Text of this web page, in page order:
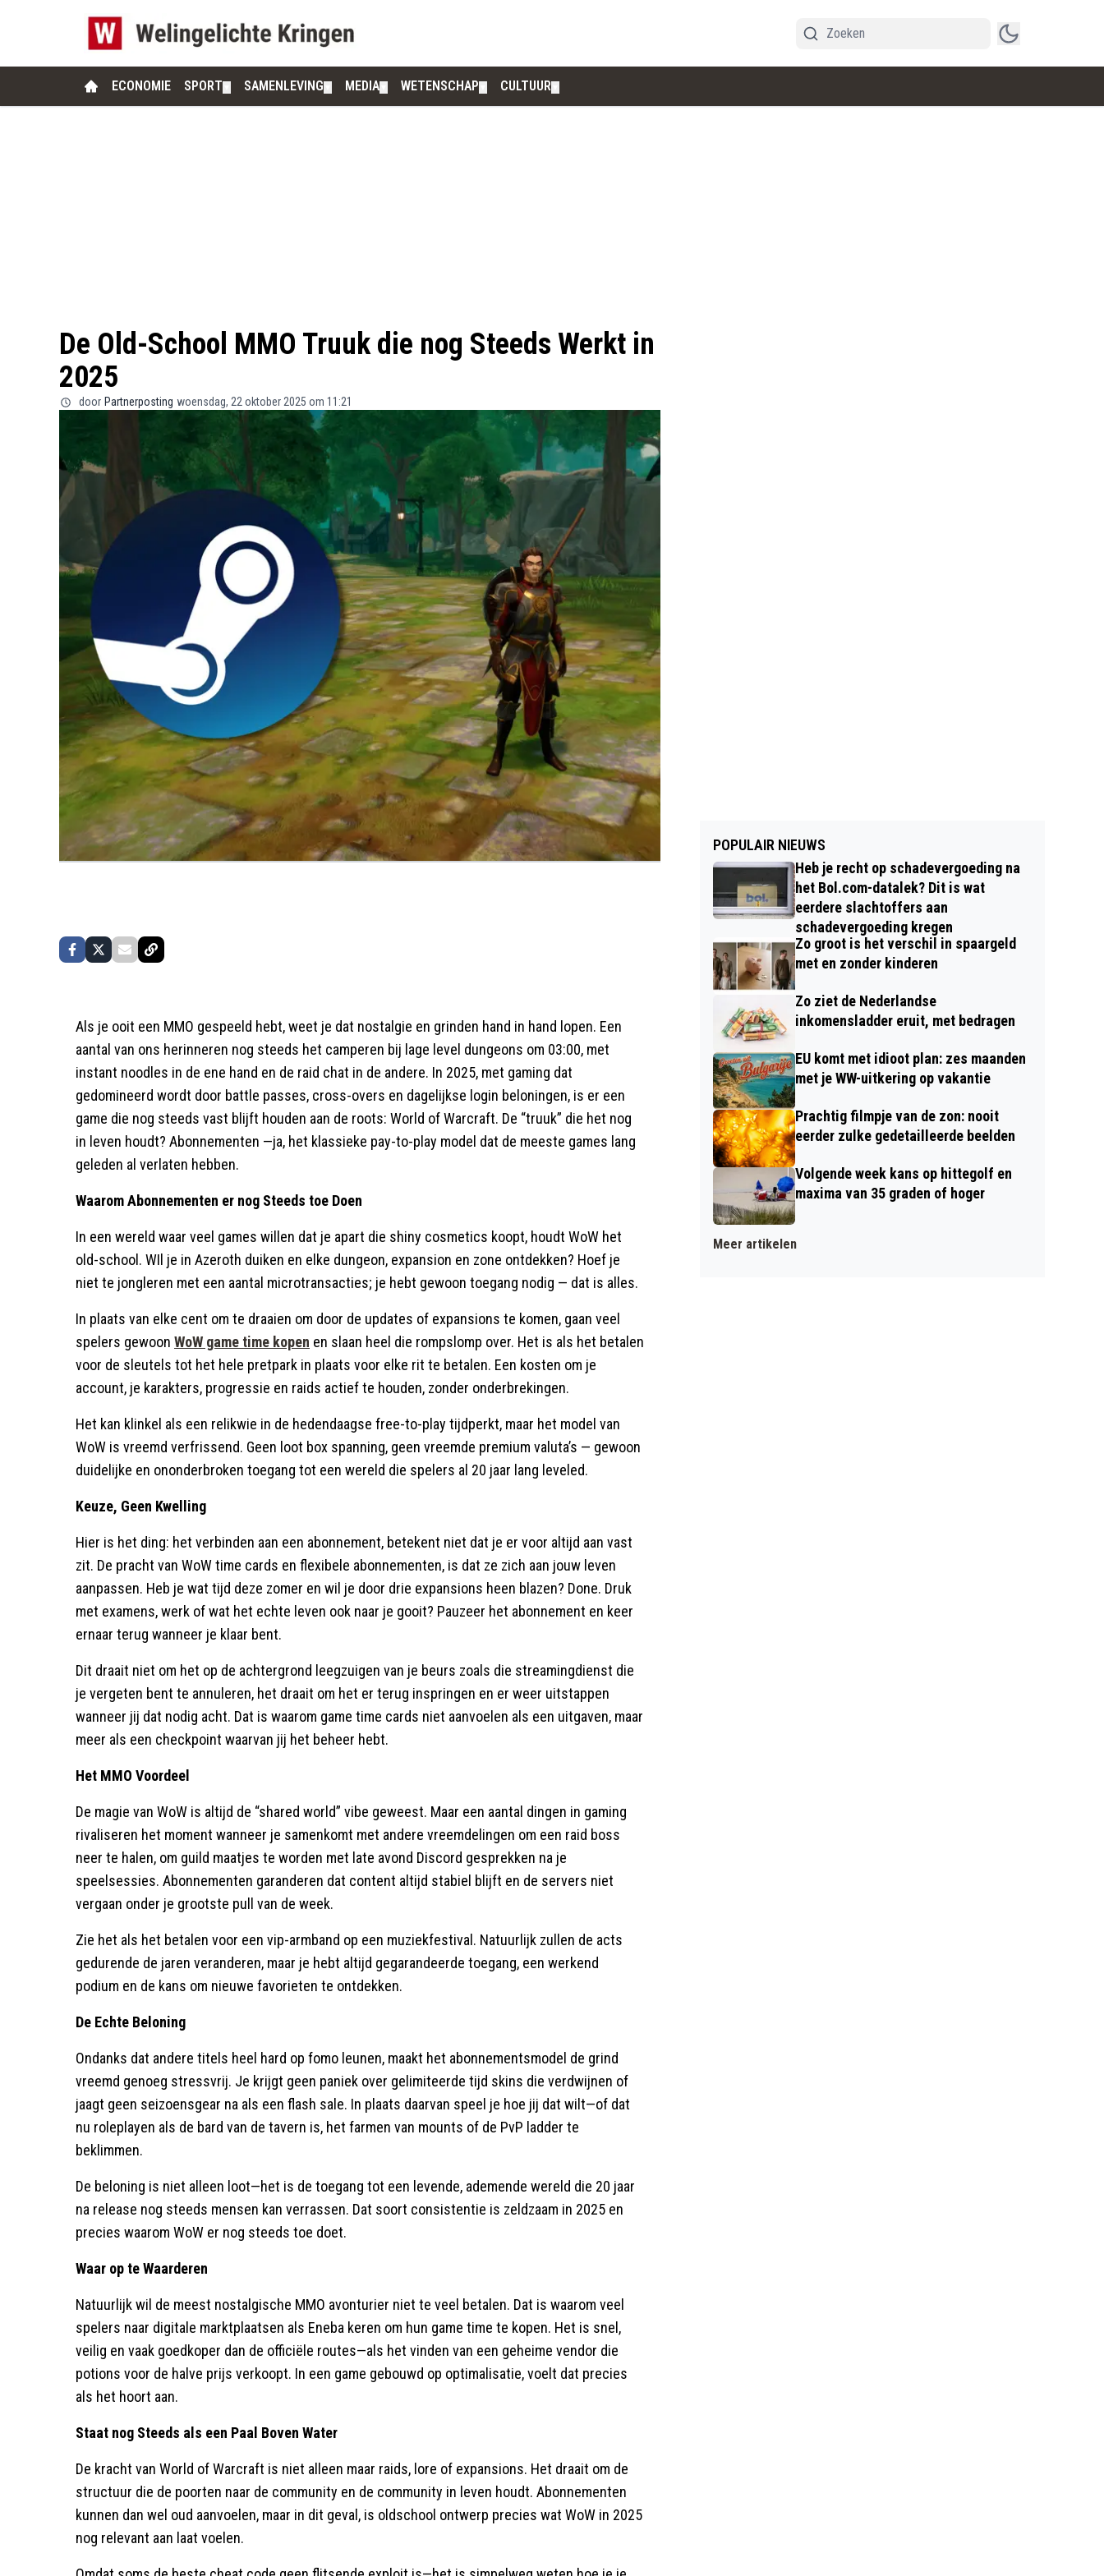
ECONOMIE SPORT SAMENLEVING MEDIA WETENSCHAP CULTUUR
De Old-School MMO Truuk die nog Steeds Werkt in
2025
door Partnerposting woensdag, 22 oktober 2025 om 11:21
Als je ooit een MMO gespeeld hebt, weet je dat nostalgie en grinden hand in hand lopen. Een
aantal van ons herinneren nog steeds het camperen bij lage level dungeons om 03:00, met
instant noodles in de ene hand en de raid chat in de andere. In 2025, met gaming dat
gedomineerd wordt door battle passes, cross-overs en dagelijkse login beloningen, is er een
game die nog steeds vast blijft houden aan de roots: World of Warcraft. De “truuk” die het nog
in leven houdt? Abonnementen —ja, het klassieke pay-to-play model dat de meeste games lang
geleden al verlaten hebben.
Waarom Abonnementen er nog Steeds toe Doen
In een wereld waar veel games willen dat je apart die shiny cosmetics koopt, houdt WoW het
old-school. WIl je in Azeroth duiken en elke dungeon, expansion en zone ontdekken? Hoef je
niet te jongleren met een aantal microtransacties; je hebt gewoon toegang nodig — dat is alles.
In plaats van elke cent om te draaien om door de updates of expansions te komen, gaan veel
spelers gewoon WoW game time kopen en slaan heel die rompslomp over. Het is als het betalen
voor de sleutels tot het hele pretpark in plaats voor elke rit te betalen. Een kosten om je
account, je karakters, progressie en raids actief te houden, zonder onderbrekingen.
Het kan klinkel als een relikwie in de hedendaagse free-to-play tijdperkt, maar het model van
WoW is vreemd verfrissend. Geen loot box spanning, geen vreemde premium valuta’s — gewoon
duidelijke en ononderbroken toegang tot een wereld die spelers al 20 jaar lang leveled.
Keuze, Geen Kwelling
Hier is het ding: het verbinden aan een abonnement, betekent niet dat je er voor altijd aan vast
zit. De pracht van WoW time cards en flexibele abonnementen, is dat ze zich aan jouw leven
aanpassen. Heb je wat tijd deze zomer en wil je door drie expansions heen blazen? Done. Druk
met examens, werk of wat het echte leven ook naar je gooit? Pauzeer het abonnement en keer
ernaar terug wanneer je klaar bent.
Dit draait niet om het op de achtergrond leegzuigen van je beurs zoals die streamingdienst die
je vergeten bent te annuleren, het draait om het er terug inspringen en er weer uitstappen
wanneer jij dat nodig acht. Dat is waarom game time cards niet aanvoelen als een uitgaven, maar
meer als een checkpoint waarvan jij het beheer hebt.
Het MMO Voordeel
De magie van WoW is altijd de “shared world” vibe geweest. Maar een aantal dingen in gaming
rivaliseren het moment wanneer je samenkomt met andere vreemdelingen om een raid boss
neer te halen, om guild maatjes te worden met late avond Discord gesprekken na je
speelsessies. Abonnementen garanderen dat content altijd stabiel blijft en de servers niet
vergaan onder je grootste pull van de week.
Zie het als het betalen voor een vip-armband op een muziekfestival. Natuurlijk zullen de acts
gedurende de jaren veranderen, maar je hebt altijd gegarandeerde toegang, een werkend
podium en de kans om nieuwe favorieten te ontdekken.
De Echte Beloning
Ondanks dat andere titels heel hard op fomo leunen, maakt het abonnementsmodel de grind
vreemd genoeg stressvrij. Je krijgt geen paniek over gelimiteerde tijd skins die verdwijnen of
jaagt geen seizoensgear na als een flash sale. In plaats daarvan speel je hoe jij dat wilt—of dat
nu roleplayen als de bard van de tavern is, het farmen van mounts of de PvP ladder te
beklimmen.
De beloning is niet alleen loot—het is de toegang tot een levende, ademende wereld die 20 jaar
na release nog steeds mensen kan verrassen. Dat soort consistentie is zeldzaam in 2025 en
precies waarom WoW er nog steeds toe doet.
Waar op te Waarderen
Natuurlijk wil de meest nostalgische MMO avonturier niet te veel betalen. Dat is waarom veel
spelers naar digitale marktplaatsen als Eneba keren om hun game time te kopen. Het is snel,
veilig en vaak goedkoper dan de officiële routes—als het vinden van een geheime vendor die
potions voor de halve prijs verkoopt. In een game gebouwd op optimalisatie, voelt dat precies
als het hoort aan.
Staat nog Steeds als een Paal Boven Water
De kracht van World of Warcraft is niet alleen maar raids, lore of expansions. Het draait om de
structuur die de poorten naar de community en de community in leven houdt. Abonnementen
kunnen dan wel oud aanvoelen, maar in dit geval, is oldschool ontwerp precies wat WoW in 2025
nog relevant aan laat voelen.
POPULAIR NIEUWS
Heb je recht op schadevergoeding na
het Bol.com-datalek? Dit is wat
eerdere slachtoffers aan
schadevergoeding kregen
Zo groot is het verschil in spaargeld
met en zonder kinderen
Zo ziet de Nederlandse
inkomensladder eruit, met bedragen
EU komt met idioot plan: zes maanden
met je WW-uitkering op vakantie
Prachtig filmpje van de zon: nooit
eerder zulke gedetailleerde beelden
Volgende week kans op hittegolf en
maxima van 35 graden of hoger
Meer artikelen